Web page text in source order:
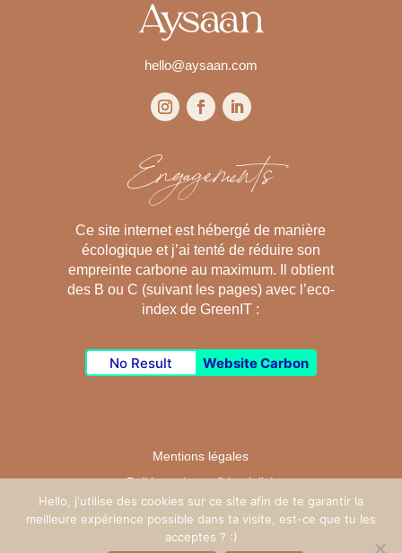
hello@aysaan.com
Engagements
Ce site internet est hébergé de manière
écologique et j’ai tenté de réduire son
empreinte carbone au maximum. Il obtient
des B ou C (suivant les pages) avec l’eco-
index de GreenIT :
No Result Website Carbon
Mentions légales
Politique de confidentialité
CGV
Hello, j'utilise des cookies sur ce site afin de te garantir la
meilleure expérience possible dans ta visite, est-ce que tu les
acceptes ? :)